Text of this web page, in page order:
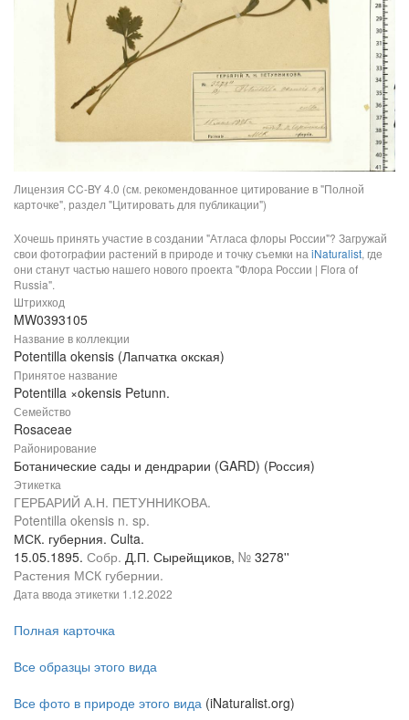
Лицензия CC-BY 4.0 (см. рекомендованное цитирование в "Полной
карточке", раздел "Цитировать для публикации")
Хочешь принять участие в создании "Атласа флоры России"? Загружай
свои фотографии растений в природе и точку съемки наiNaturalist, где
они станут частью нашего нового проекта "Флора России | Flora of
Russia".
Штрихкод
MW0393105
Название в коллекции
Potentilla okensis (Лапчатка окская)
Принятое название
Potentilla ×okensis Petunn.
Семейство
Rosaceae
Районирование
Ботанические сады и дендрарии (GARD) (Россия)
Этикетка
ГЕРБАРИЙ А.Н. ПЕТУННИКОВА.
Potentilla okensis n. sp.
МСК. губерния. Culta.
15.05.1895. Собр. Д.П. Сырейщиков, № 3278''
Растения МСК губернии.
Дата ввода этикетки 1.12.2022
Полная карточка
Все образцы этого вида
Все фото в природе этого вида (iNaturalist.org)